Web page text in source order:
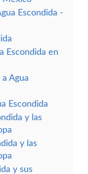
Escondida -
Escondida en
Agua
Escondida
y las
y las
y sus